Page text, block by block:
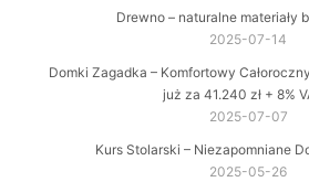
Drewno – naturalne materiały
2025-07-14
Domki Zagadka – Komfortowy
już za 41.240 zł + 8%
2025-07-07
Kurs Stolarski – Niezapomniane
2025-05-26